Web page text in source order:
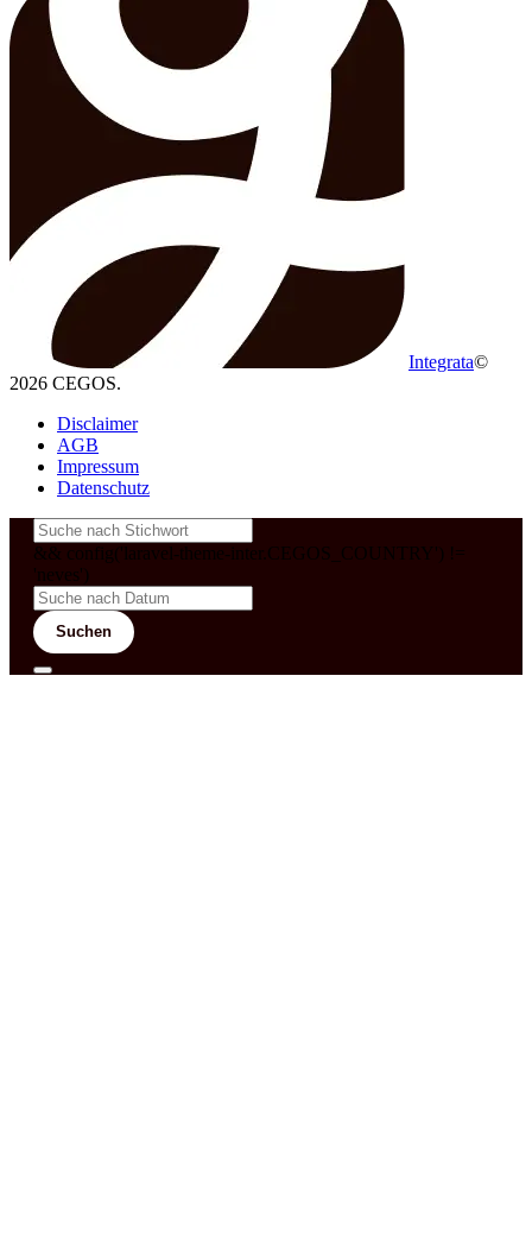
Integrata©
2026 CEGOS.
Disclaimer
AGB
Impressum
Datenschutz
&& config('laravel-theme-inter.CEGOS_COUNTRY') !=
'neves')
Suchen